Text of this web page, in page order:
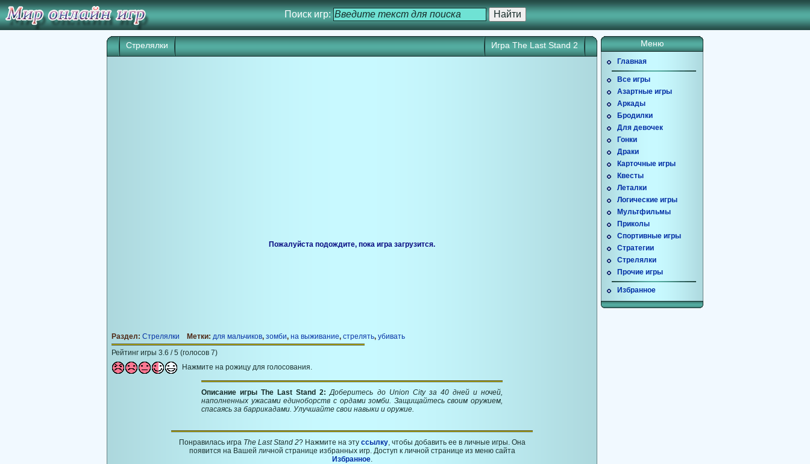
Поиск игр:
Игра The Last Stand 2
Стрелялки
Пожалуйста подождите, пока игра загрузится.
Раздел: Стрелялки Метки: для мальчиков, зомби, на выживание, стрелять, убивать
Рейтинг игры 3.6 / 5 (голосов 7)
Нажмите на рожицу для голосования.
Описание игры The Last Stand 2:Доберитесь до Union City за 40 дней и ночей,
наполненных ужасами единоборств с ордами зомби. Защищайтесь своим оружием,
спасаясь за баррикадами. Улучшайте свои навыки и оружие.
Понравилась игра The Last Stand 2? Нажмите на эту ссылку, чтобы добавить ее в личные игры. Она
появится на Вашей личной странице избранных игр. Доступ к личной странице из меню сайта
Избранное.
Меню
Главная
Все игры
Азартные игры
Аркады
Бродилки
Для девочек
Гонки
Драки
Карточные игры
Квесты
Леталки
Логические игры
Мультфильмы
Приколы
Спортивные игры
Стратегии
Стрелялки
Прочие игры
Избранное